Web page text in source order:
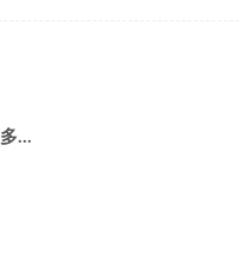
多…